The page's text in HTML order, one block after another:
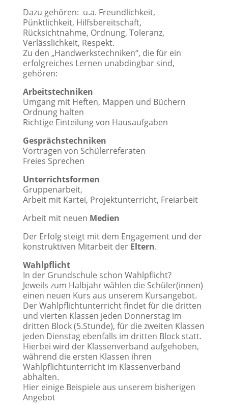
Dazu gehören: u.a. Freundlichkeit,
Pünktlichkeit, Hilfsbereitschaft,
Rücksichtnahme, Ordnung, Toleranz,
Verlässlichkeit, Respekt.
Zu den „Handwerkstechniken“, die für ein
erfolgreiches Lernen unabdingbar sind,
gehören:
Arbeitstechniken
Umgang mit Heften, Mappen und Büchern
Ordnung halten
Richtige Einteilung von Hausaufgaben
Gesprächstechniken
Vortragen von Schülerreferaten
Freies Sprechen
Unterrichtsformen
Gruppenarbeit,
Arbeit mit Kartei, Projektunterricht, Freiarbeit
Arbeit mit neuen Medien
Der Erfolg steigt mit dem Engagement und der
konstruktiven Mitarbeit der Eltern.
Wahlpflicht
In der Grundschule schon Wahlpflicht?
Jeweils zum Halbjahr wählen die Schüler(innen)
einen neuen Kurs aus unserem Kursangebot.
Der Wahlpflichtunterricht findet für die dritten
und vierten Klassen jeden Donnerstag im
dritten Block (5.Stunde), für die zweiten Klassen
jeden Dienstag ebenfalls im dritten Block statt.
Hierbei wird der Klassenverband aufgehoben,
während die ersten Klassen ihren
Wahlpflichtunterricht im Klassenverband
abhalten.
Hier einige Beispiele aus unserem bisherigen
Angebot